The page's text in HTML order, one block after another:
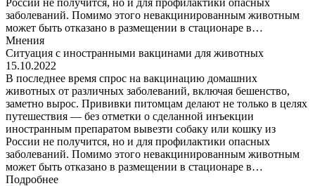
России не получится, но и для профилактики опасных
заболеваний. Помимо этого невакцинированным животным
может быть отказано в размещении в стационаре в…
Мнения
Ситуация с иностранными вакцинами для животных
15.10.2022
В последнее время спрос на вакцинацию домашних
животных от различных заболеваний, включая бешенство,
заметно вырос. Прививки питомцам делают не только в целях
путешествия — без отметки о сделанной инъекции
иностранным препаратом вывезти собаку или кошку из
России не получится, но и для профилактики опасных
заболеваний. Помимо этого невакцинированным животным
может быть отказано в размещении в стационаре в…
Подробнее